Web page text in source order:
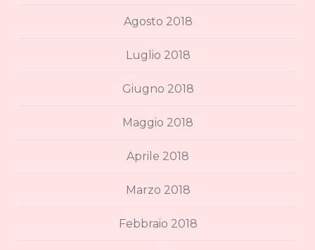
Agosto 2018
Luglio 2018
Giugno 2018
Maggio 2018
Aprile 2018
Marzo 2018
Febbraio 2018